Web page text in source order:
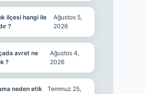
ilçesi hangi ile
?
Ağustos 5,
2026
avret ne
?
Ağustos 4,
2026
neden etik
Temmuz 25,